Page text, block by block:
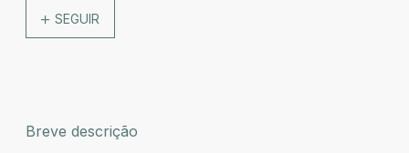
SEGUIR
Breve descrição